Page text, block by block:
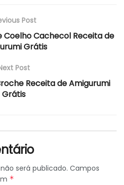
Post
Coelho Cachecol Receita de
Grátis
Post
Receita de Amigurumi
Grátis
será publicado. Campos
*